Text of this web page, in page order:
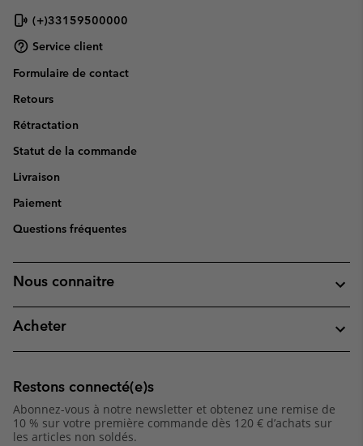
(+)33159500000
Service client
Formulaire de contact
Retours
Rétractation
Statut de la commande
Livraison
Paiement
Questions fréquentes
Nous connaitre
Acheter
Restons connecté(e)s
Abonnez-vous à notre newsletter et obtenez une remise de
10 % sur votre première commande dès 120 € d’achats sur
les articles non soldés.